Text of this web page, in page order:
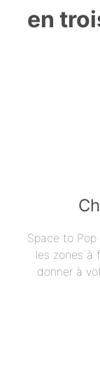
en
Space to
les zones à
donner à